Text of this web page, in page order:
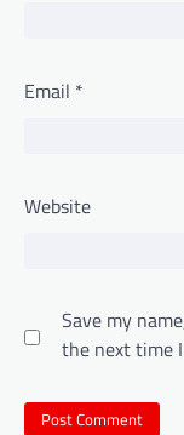
Email *
Website
Save my
the next time